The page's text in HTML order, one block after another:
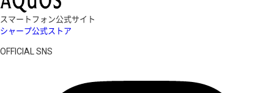
スマートフォン公式サイト
シャープ公式ストア
OFFICIAL SNS